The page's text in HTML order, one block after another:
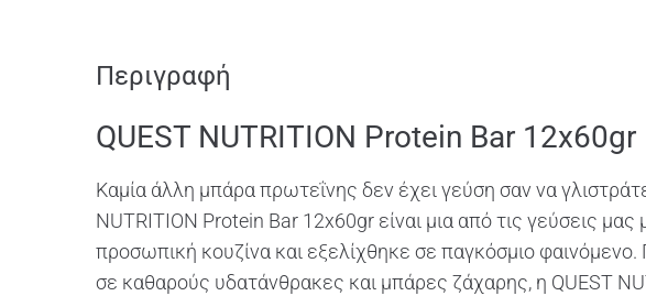
Περιγραφή
QUEST NUTRITION Protein Bar 12x60gr
Καμία άλλη μπάρα πρωτεΐνης δεν έχει γεύση σαν να
NUTRITION Protein Bar 12x60gr είναι μια από τις γεύσεις
προσωπική κουζίνα και εξελίχθηκε σε παγκόσμιο
σε καθαρούς υδατάνθρακες και μπάρες ζάχαρης, η QUEST